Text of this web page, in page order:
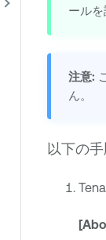
ールを
注意:
ん。
以下の